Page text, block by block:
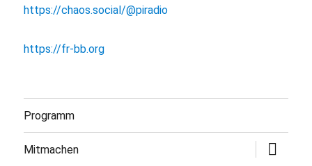
https://chaos.social/@piradio
https://fr-bb.org
Programm
Mitmachen
öffnen